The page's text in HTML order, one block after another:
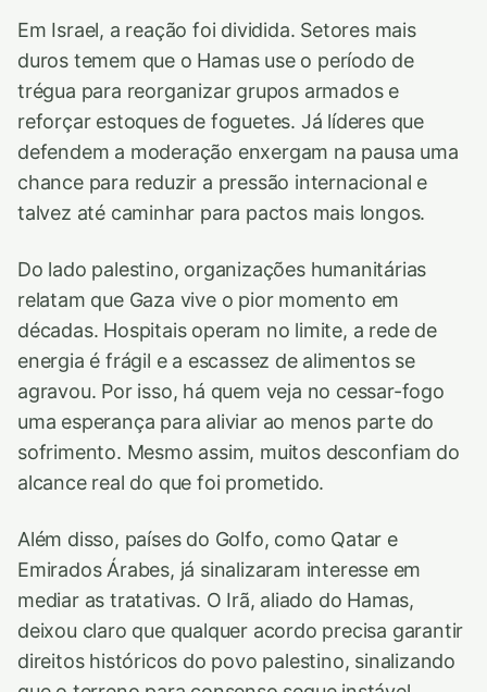
Em Israel, a reação foi dividida. Setores mais
duros temem que o Hamas use o período de
trégua para reorganizar grupos armados e
reforçar estoques de foguetes. Já líderes que
defendem a moderação enxergam na pausa uma
chance para reduzir a pressão internacional e
talvez até caminhar para pactos mais longos.
Do lado palestino, organizações humanitárias
relatam que Gaza vive o pior momento em
décadas. Hospitais operam no limite, a rede de
energia é frágil e a escassez de alimentos se
agravou. Por isso, há quem veja no cessar-fogo
uma esperança para aliviar ao menos parte do
sofrimento. Mesmo assim, muitos desconfiam do
alcance real do que foi prometido.
Além disso, países do Golfo, como Qatar e
Emirados Árabes, já sinalizaram interesse em
mediar as tratativas. O Irã, aliado do Hamas,
deixou claro que qualquer acordo precisa garantir
direitos históricos do povo palestino, sinalizando